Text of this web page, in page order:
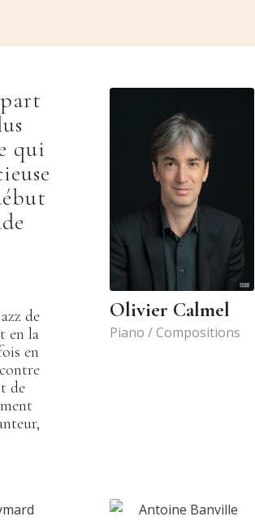
qui
de
en la
en
de
Olivier Calmel
Piano / Compositions